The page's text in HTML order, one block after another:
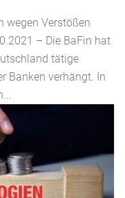
wegen Verstößen
– Die BaFin hat
tätige
Banken verhängt. In